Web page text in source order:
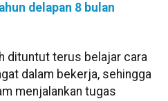
delapan 8 bulan
dituntut terus belajar cara
dalam bekerja, sehingga
menjalankan tugas